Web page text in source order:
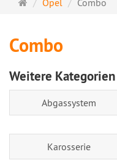
Combo
Weitere Kategorien
Abgassystem
Karosserie